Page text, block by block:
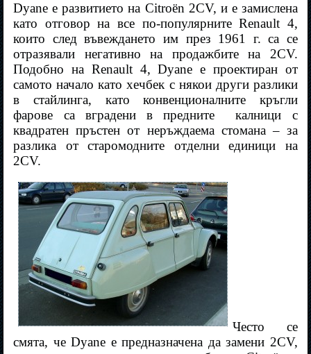
Dyane е развитието на Citroën 2CV, и е замислена
като отговор на все по-популярните Renault 4,
които след въвеждането им през 1961 г. са се
отразявали негативно на продажбите на 2CV.
Подобно на Renault 4, Dyane е проектиран от
самото начало като хечбек с някои други разлики
в стайлинга, като конвенционалните кръгли
фарове са вградени в предните
калници с
квадратен пръстен от неръждаема стомана – за
разлика от старомодните отделни единици на
2CV.
Често се
смята, че Dyane е предназначена да замени 2CV,